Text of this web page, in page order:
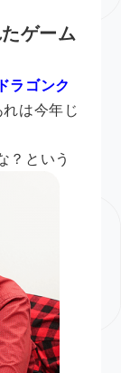
ゲーム
ラゴンク
は今年じ
？という